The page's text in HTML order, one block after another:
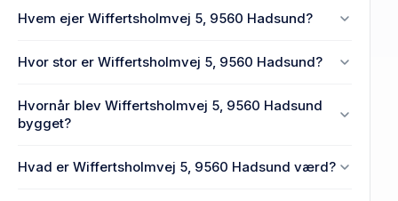
Hvem ejer Wiffertsholmvej 5, 9560 Hadsund?
Hvor stor er Wiffertsholmvej 5, 9560 Hadsund?
Enhedens BBR-areal er 63 m² på Wiffertsholmvej 5,
9560 Hadsund.
Hvornår blev Wiffertsholmvej 5, 9560 Hadsund
bygget?
Hvad er Wiffertsholmvej 5, 9560 Hadsund værd?